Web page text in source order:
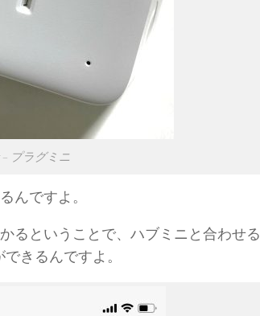
– プラグミニ
んですよ。
るということで、ハブミニと合わせる
きるんですよ。